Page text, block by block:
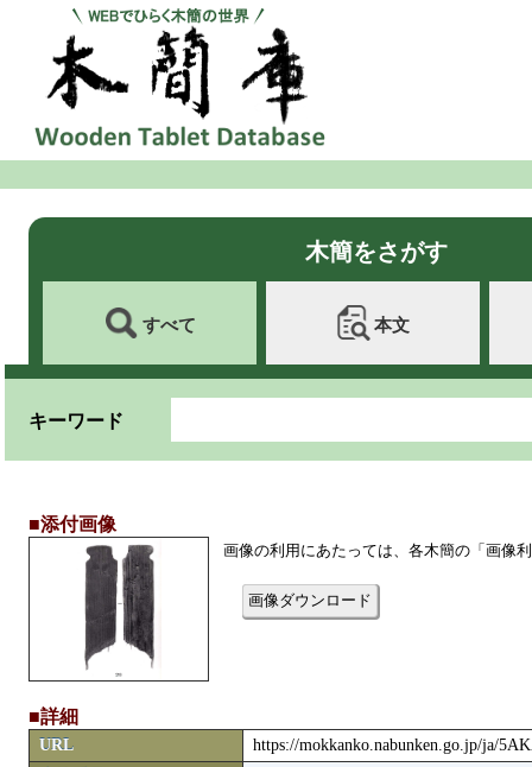
木簡をさがす
すべて 本文
キーワード
■添付画像
画像の利用にあたっては、各木簡の「画像
画像ダウンロード
■詳細
URL
https://mokkanko.nabunken.go.jp/ja/